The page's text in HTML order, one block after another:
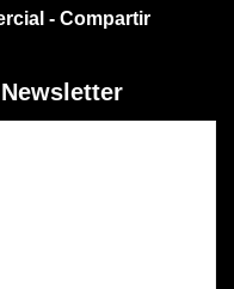
- Compartir